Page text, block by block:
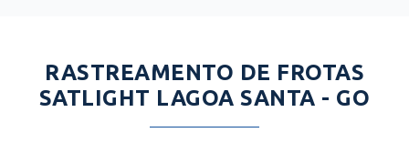
RASTREAMENTO DE FROTAS
SATLIGHT LAGOA SANTA - GO